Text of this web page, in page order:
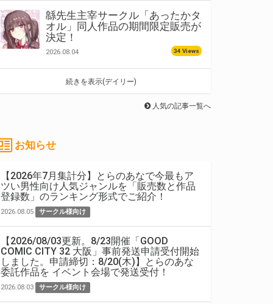
緜先生主宰サークル「あったかタ
オル」同人作品の期間限定販売が
決定！
2026.08.04 34 Views
続きを表示(デイリー)
人気の記事一覧へ
お知らせ
【2026年7月集計分】とらのあなで今最もア
ツい男性向け人気ジャンルを「販売数と作品
登録数」のランキング形式でご紹介！
2026.08.05 サークル様向け
【2026/08/03更新。8/23開催「GOOD
COMIC CITY 32 大阪」事前発送申請受付開始
しました。申請締切：8/20(木)】とらのあな
委託作品を イベント会場で発送受付！
2026.08.03 サークル様向け